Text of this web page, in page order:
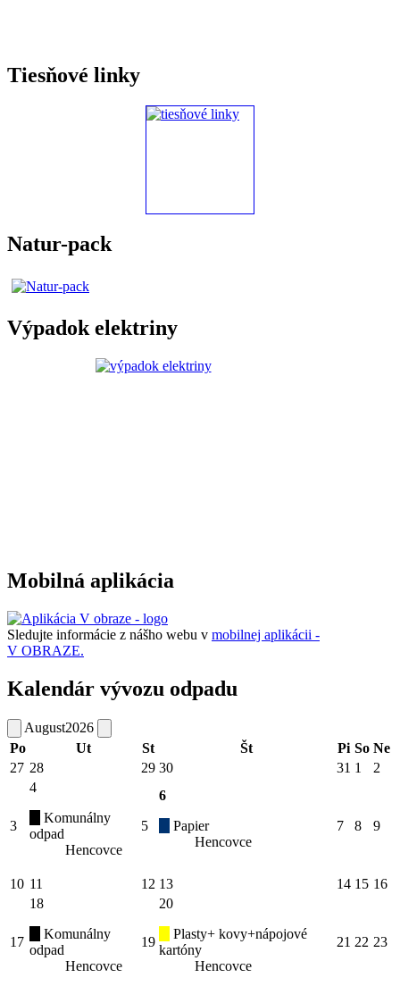
Tiesňové linky
Natur-pack
Výpadok elektriny
Mobilná aplikácia
Sledujte informácie z nášho webu v mobilnej aplikácii -
V OBRAZE.
Kalendár vývozu odpadu
August2026
Po
Ut St Št Pi So Ne
27 28 29 30 31 1 2
3
4
Komunálny
odpad
Hencovce
5
6
Papier
Hencovce
7 8 9
10 11 12 13 14 15 16
17
18
Komunálny
odpad
Hencovce
19
20
Plasty+ kovy+nápojové
kartóny
Hencovce
21 22 23